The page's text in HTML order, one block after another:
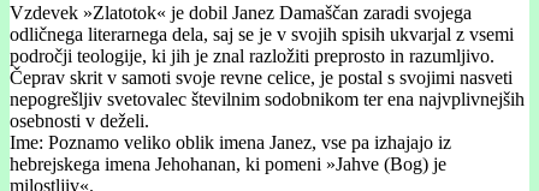
Vzdevek »Zlatotok« je dobil Janez Damaščan zaradi svojega
odličnega literarnega dela, saj se je v svojih spisih ukvarjal z vsemi
področji teologije, ki jih je znal razložiti preprosto in razumljivo.
Čeprav skrit v samoti svoje revne celice, je postal s svojimi nasveti
nepogrešljiv svetovalec številnim sodobnikom ter ena najvplivnejših
osebnosti v deželi.
Ime: Poznamo veliko oblik imena Janez, vse pa izhajajo iz
hebrejskega imena Jehohanan, ki pomeni »Jahve (Bog) je
milostljiv«.